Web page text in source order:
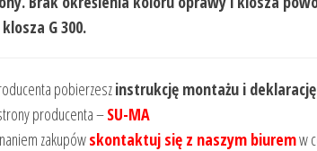
G 300.
pobierzeszinstrukcję montażu i
producenta –SU-MA
zakupówskontaktuj się z naszym biuremw